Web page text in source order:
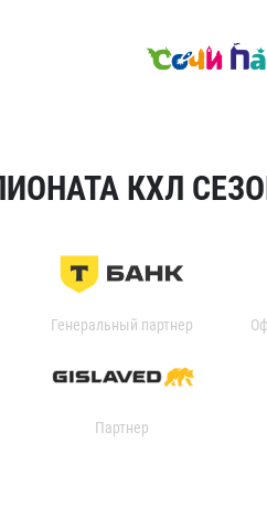
КХЛ
Генеральный партнер
Партнер